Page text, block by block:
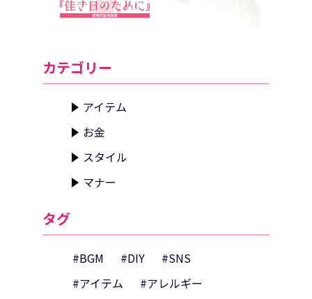
カテゴリー
アイテム
お金
スタイル
マナー
タグ
#BGM #DIY
#SNS
#アイテム
#アレルギー